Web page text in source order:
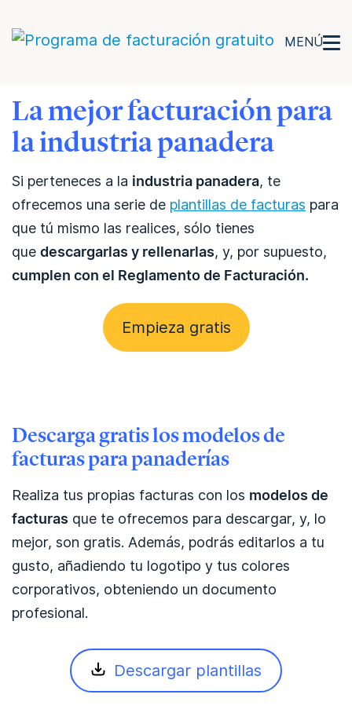
MENÚ
La mejor facturación para
la industria panadera
Si perteneces a la industria panadera, te
ofrecemos una serie de plantillas de facturas para
que tú mismo las realices, sólo tienes
que descargarlas y rellenarlas, y, por supuesto,
cumplen con el Reglamento de Facturación.
Empieza gratis
Descarga gratis los modelos de
facturas para panaderías
Realiza tus propias facturas con los modelos de
facturas que te ofrecemos para descargar, y, lo
mejor, son gratis. Además, podrás editarlos a tu
gusto, añadiendo tu logotipo y tus colores
corporativos, obteniendo un documento
profesional.
Descargar plantillas